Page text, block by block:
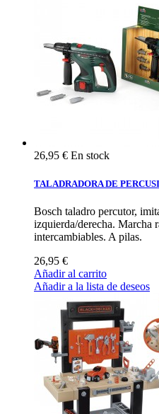
26,95 € En stock
TALADRADORA DE
Bosch taladro percutor,
izquierda/derecha. Marcha
intercambiables. A pilas.
26,95 €
Añadir al carrito
Añadir a la lista de deseos